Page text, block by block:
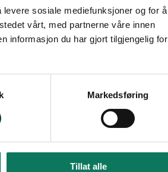
sosiale mediefunksjoner og for å
vårt, med partnerne våre innen
informasjon du har gjort tilgjengelig for
Markedsføring
Tillat alle
og fordi det er over­raskende
i tillegg på at Grytdalen vil